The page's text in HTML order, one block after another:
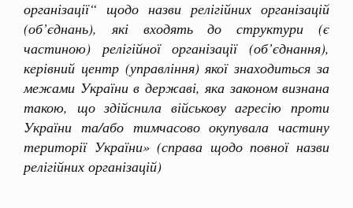
організації“ щодо назви релігійних організацій
(об’єднань), які входять до структури (є
частиною) релігійної організації (об’єднання),
керівний центр (управління) якої знаходиться за
межами України в державі, яка законом визнана
такою, що здійснила військову агресію проти
України та/або тимчасово окупувала частину
території України» (справа щодо повної назви
релігійних організацій)